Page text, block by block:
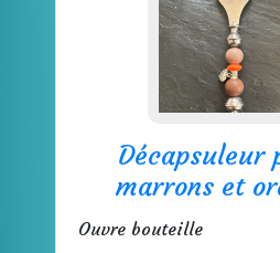
Décapsuleur
marrons et
Ouvre bouteille